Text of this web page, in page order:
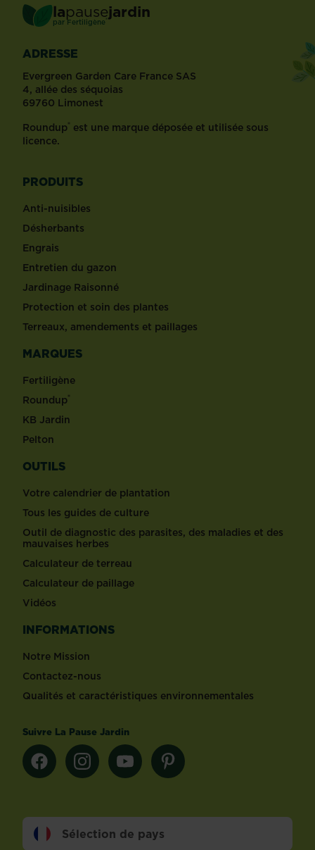
lapausejardin
par Fertiligène ®
ADRESSE
Evergreen Garden Care France SAS
4, allée des séquoias
69760 Limonest
Roundup® est une marque déposée et utilisée sous
licence.
PRODUITS
Anti-nuisibles
Désherbants
Engrais
Entretien du gazon
Jardinage Raisonné
Protection et soin des plantes
Terreaux, amendements et paillages
MARQUES
Fertiligène
Roundup®
KB Jardin
Pelton
OUTILS
Votre calendrier de plantation
Tous les guides de culture
Outil de diagnostic des parasites, des maladies et des
mauvaises herbes
Calculateur de terreau
Calculateur de paillage
Vidéos
INFORMATIONS
Notre Mission
Contactez-nous
Qualités et caractéristiques environnementales
Suivre La Pause Jardin
Sélection de pays